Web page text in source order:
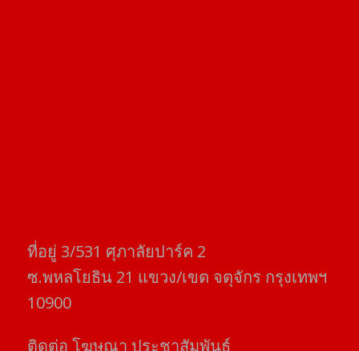
ที่อยู่​ 3/531​ ศุภาลัยปาร์ค​ 2
ซ.พหลโยธิน​ 21​ แขวง/เขต​ จตุจักร​ กรุงเทพฯ
10900
ติดต่อ​ โฆษณา​ ประชาสัมพันธ์